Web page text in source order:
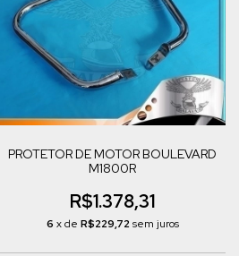
PROTETOR DE MOTOR BOULEVARD
M1800R
R$1.378,31
6 x de R$229,72 sem juros